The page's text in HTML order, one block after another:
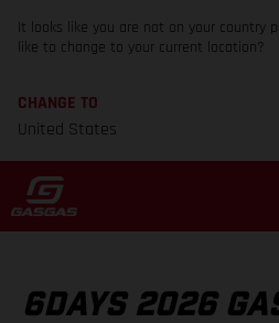
It looks like you are not on your country
like to change to your current location?
CHANGE TO
United States
6DAYS 2026